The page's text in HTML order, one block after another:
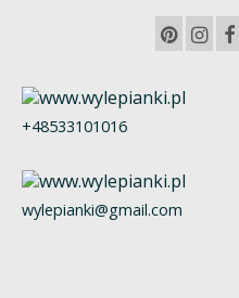
+48533101016
wylepianki@gmail.com